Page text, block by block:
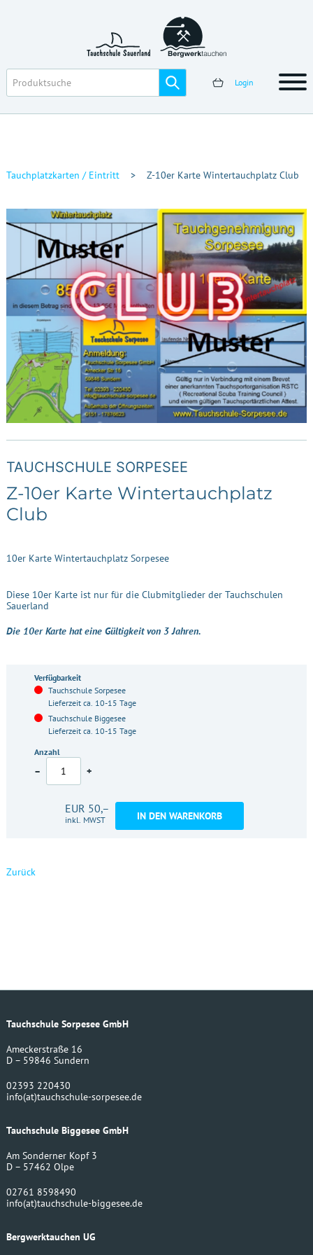
Login
Tauchplatzkarten / Eintritt > Z-10er Karte Wintertauchplatz Club
TAUCHSCHULE SORPESEE
Z-10er Karte Wintertauchplatz
Club
10er Karte Wintertauchplatz Sorpesee
Diese 10er Karte ist nur für die Clubmitglieder der Tauchschulen
Sauerland
Die 10er Karte hat eine Gültigkeit von 3 Jahren.
Verfügbarkeit
Tauchschule Sorpesee
Lieferzeit ca. 10-15 Tage
Tauchschule Biggesee
Lieferzeit ca. 10-15 Tage
Anzahl
– +
EUR 50,–
inkl. MWST IN DEN WARENKORB
Zurück
Tauchschule Sorpesee GmbH
Ameckerstraße 16
D – 59846 Sundern
02393 220430
info(at)tauchschule-sorpesee.de
Tauchschule Biggesee GmbH
Am Sonderner Kopf 3
D – 57462 Olpe
02761 8598490
info(at)tauchschule-biggesee.de
Bergwerktauchen UG